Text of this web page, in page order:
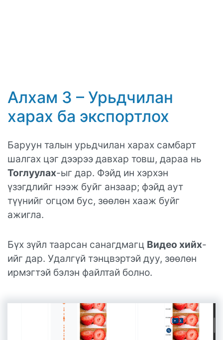
Алхам 3 – Урьдчилан
харах ба экспортлох
Баруун талын урьдчилан харах самбарт
шалгах цэг дээрээ давхар товш, дараа нь
Тоглуулах-ыг дар. Фэйд ин хэрхэн
үзэгдлийг нээж буйг анзаар; фэйд аут
түүнийг огцом бус, зөөлөн хааж буйг
ажигла.
Бүх зүйл таарсан санагдмагц Видео хийх-
ийг дар. Удалгүй тэнцвэртэй дуу, зөөлөн
ирмэгтэй бэлэн файлтай болно.